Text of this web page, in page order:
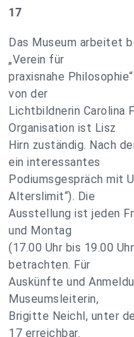
17
Das Museum arbeitet
„Verein für
praxisnahe
von der
Lichtbildnerin Carolina
Organisation ist Lisz
Hirn zuständig. Nach
ein interessantes
Podiumsgespräch mit
Alterslimit“). Die
Ausstellung ist jeden
und Montag
(17.00 Uhr bis 19.00
betrachten. Für
Auskünfte und
Museumsleiterin,
Brigitte Neichl, unter
17 erreichbar.